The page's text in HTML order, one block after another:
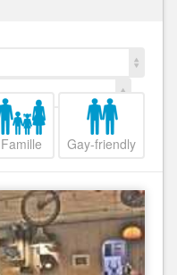
Famille Gay-friendly